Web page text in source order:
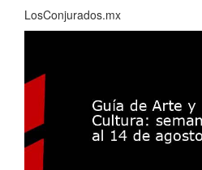
LosConjurados.mx